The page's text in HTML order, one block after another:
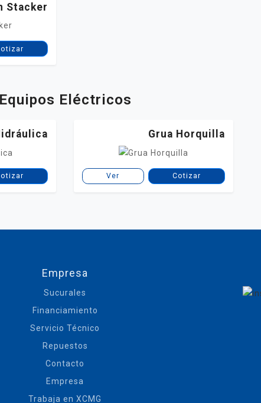
Stacker
Equipos Eléctricos
Grua Horquilla
Ver Cotizar
Empresa
Sucurales
Financiamiento
Servicio Técnico
Repuestos
Contacto
Empresa
Trabaja en XCMG